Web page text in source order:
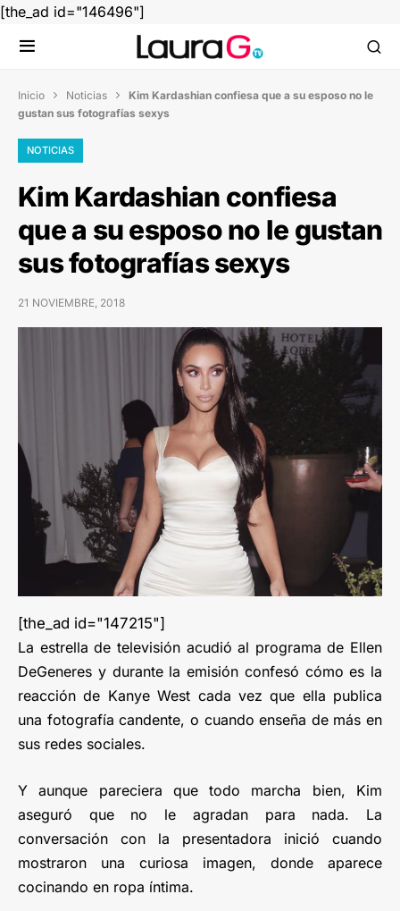
[the_ad id="146496"]
Inicio  Noticias  Kim Kardashian confiesa que a su esposo no le
gustan sus fotografías sexys
NOTICIAS
Kim Kardashian confiesa
que a su esposo no le gustan
sus fotografías sexys
21 NOVIEMBRE, 2018
[the_ad id="147215"]
La estrella de televisión acudió al programa de Ellen
DeGeneres y durante la emisión confesó cómo es la
reacción de Kanye West cada vez que ella publica
una fotografía candente, o cuando enseña de más en
sus redes sociales.
Y aunque pareciera que todo marcha bien, Kim
aseguró que no le agradan para nada. La
conversación con la presentadora inició cuando
mostraron una curiosa imagen, donde aparece
cocinando en ropa íntima.